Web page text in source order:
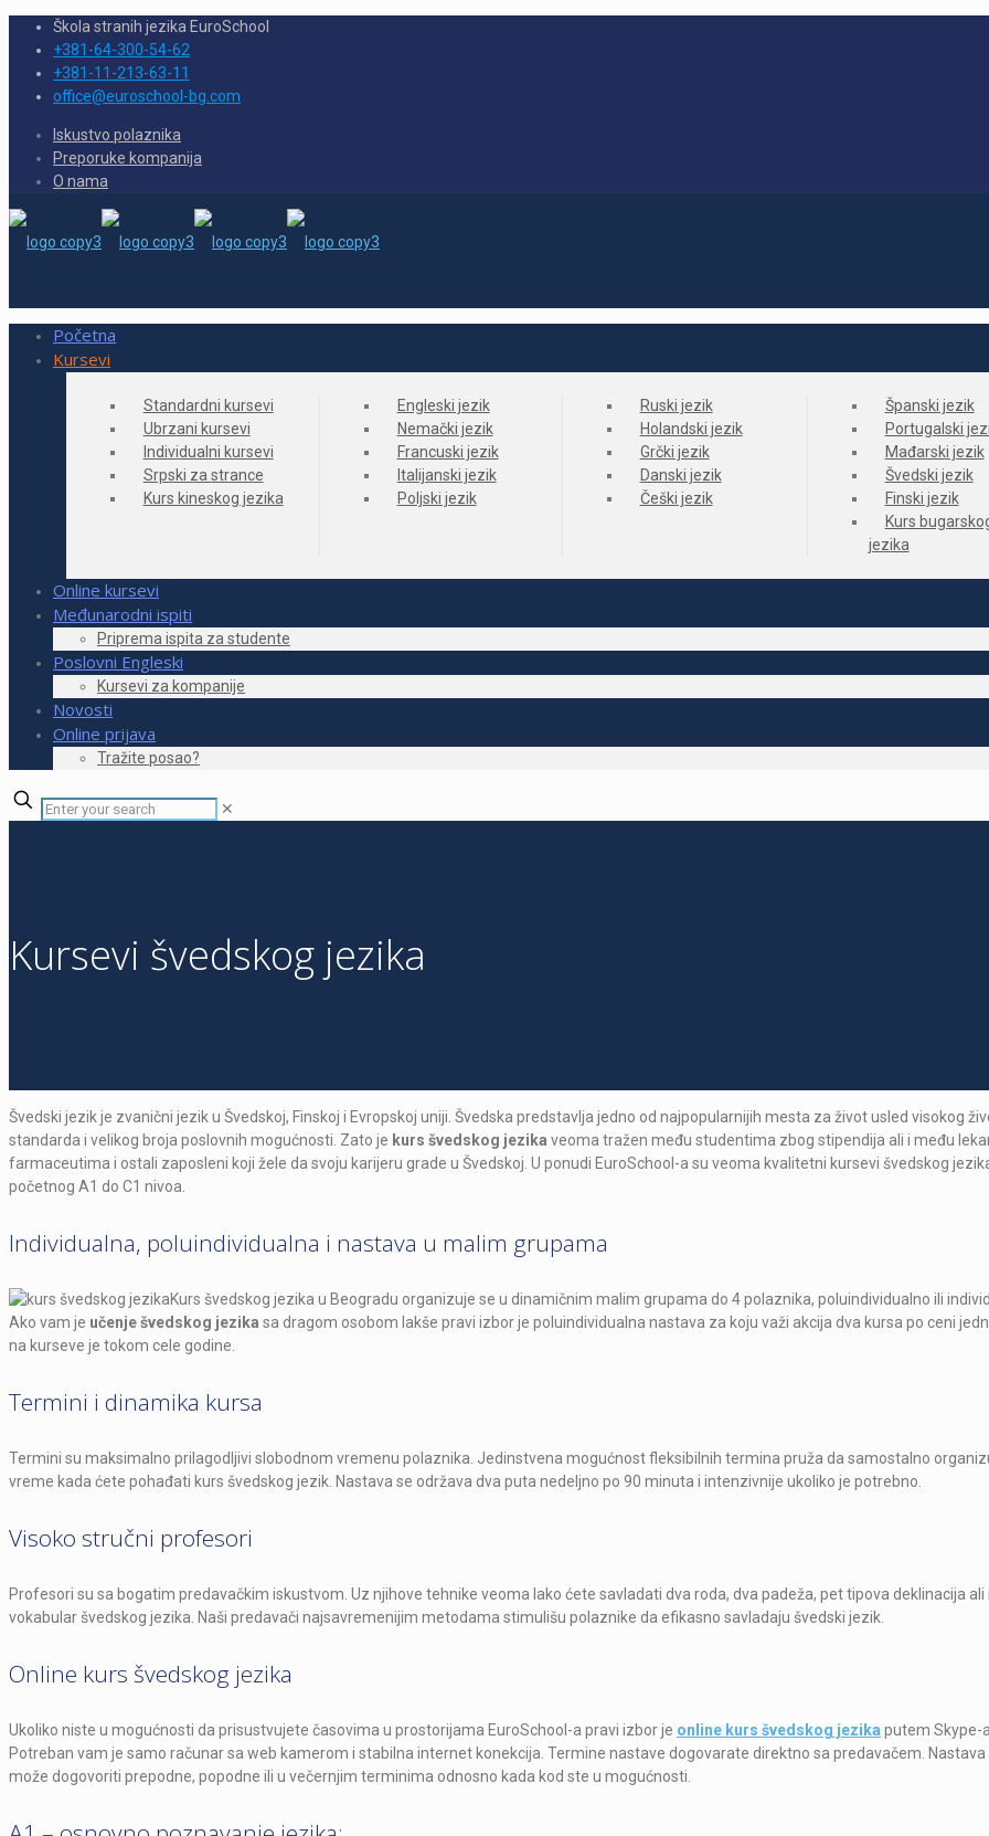
Škola stranih jezika EuroSchool
+381-64-300-54-62
+381-11-213-63-11
office@euroschool-bg.com
Iskustvo polaznika
Preporuke kompanija
O nama
Početna
Kursevi
Standardni kursevi
Ubrzani kursevi
Individualni kursevi
Srpski za strance
Kurs kineskog jezika
Engleski jezik
Nemački jezik
Francuski jezik
Italijanski jezik
Poljski jezik
Ruski jezik
Holandski jezik
Grčki jezik
Danski jezik
Češki jezik
Španski jezik
Portugalski
Mađarski jezik
Švedski jezik
Finski jezik
Kurs
jezika
Online kursevi
Međunarodni ispiti
Priprema ispita za studente
Poslovni Engleski
Kursevi za kompanije
Novosti
Online prijava
Tražite posao?
✕
Kursevi švedskog jezika
Švedski jezik je zvanični jezik u Švedskoj, Finskoj i Evropskoj uniji. Švedska predstavlja jedno od najpopularnijih mesta za život usled visokog
standarda i velikog broja poslovnih mogućnosti. Zato je kurs švedskog jezika veoma tražen među studentima zbog stipendija ali i među
farmaceutima i ostali zaposleni koji žele da svoju karijeru grade u Švedskoj. U ponudi EuroSchool-a su veoma kvalitetni kursevi švedskog
početnog A1 do C1 nivoa.
Individualna, poluindividualna i nastava u malim grupama
Kurs švedskog jezika u Beogradu organizuje se u dinamičnim malim grupama do 4 polaznika, poluindividualno ili
Ako vam je učenje švedskog jezika sa dragom osobom lakše pravi izbor je poluindividualna nastava za koju važi akcija dva kursa po ceni
na kurseve je tokom cele godine.
Termini i dinamika kursa
Termini su maksimalno prilagodljivi slobodnom vremenu polaznika. Jedinstvena mogućnost fleksibilnih termina pruža da samostalno
vreme kada ćete pohađati kurs švedskog jezik. Nastava se održava dva puta nedeljno po 90 minuta i intenzivnije ukoliko je potrebno.
Visoko stručni profesori
Profesori su sa bogatim predavačkim iskustvom. Uz njihove tehnike veoma lako ćete savladati dva roda, dva padeža, pet tipova deklinacija ali
vokabular švedskog jezika. Naši predavači najsavremenijim metodama stimulišu polaznike da efikasno savladaju švedski jezik.
Online kurs švedskog jezika
Ukoliko niste u mogućnosti da prisustvujete časovima u prostorijama EuroSchool-a pravi izbor je online kurs švedskog jezika putem Skype-a.
Potreban vam je samo računar sa web kamerom i stabilna internet konekcija. Termine nastave dogovarate direktno sa predavačem. Nastava
može dogovoriti prepodne, popodne ili u večernjim terminima odnosno kada kod ste u mogućnosti.